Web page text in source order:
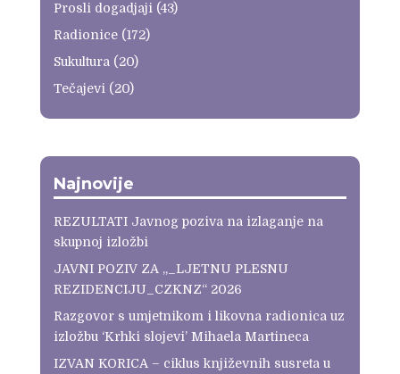
Prosli dogadjaji(43)
Radionice(172)
Sukultura(20)
Tečajevi(20)
Najnovije
REZULTATI Javnog poziva na izlaganje na
skupnoj izložbi
JAVNI POZIV ZA „_LJETNU PLESNU
REZIDENCIJU_CZKNZ“ 2026
Razgovor s umjetnikom i likovna radionica uz
izložbu ‘Krhki slojevi’ Mihaela Martineca
IZVAN KORICA – ciklus književnih susreta u